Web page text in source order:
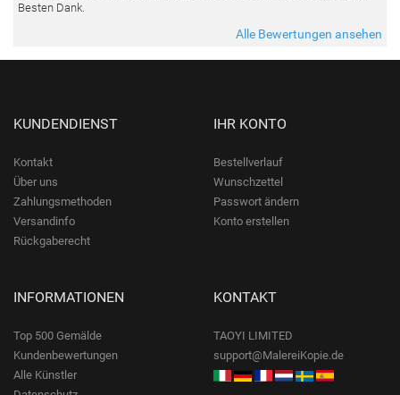
Besten Dank.
Alle Bewertungen ansehen
KUNDENDIENST
Kontakt
Über uns
Zahlungsmethoden
Versandinfo
Rückgaberecht
IHR KONTO
Bestellverlauf
Wunschzettel
Passwort ändern
Konto erstellen
INFORMATIONEN
Top 500 Gemälde
Kundenbewertungen
Alle Künstler
KONTAKT
TAOYI LIMITED
support@MalereiKopie.de